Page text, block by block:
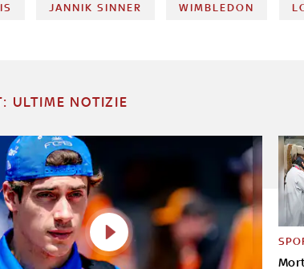
JANNIK SINNER WIMBLEDON
ULTIME NOTIZIE